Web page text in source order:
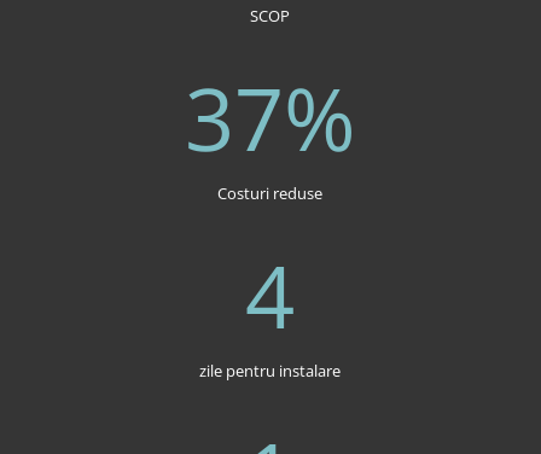
SCOP
37%
Costuri reduse
4
zile pentru instalare